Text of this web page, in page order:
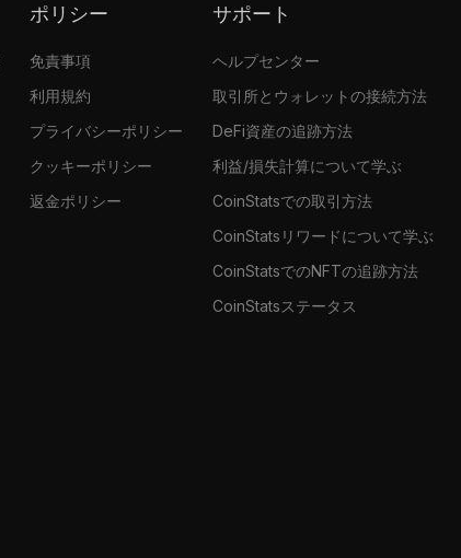
ポリシー
免責事項
利用規約
プライバシーポリシー
クッキーポリシー
返金ポリシー
サポート
ヘルプセンター
取引所とウォレットの接続方法
DeFi資産の追跡方法
利益/損失計算について学ぶ
CoinStatsでの取引方法
CoinStatsリワードについて学ぶ
CoinStatsでのNFTの追跡方法
CoinStatsステータス